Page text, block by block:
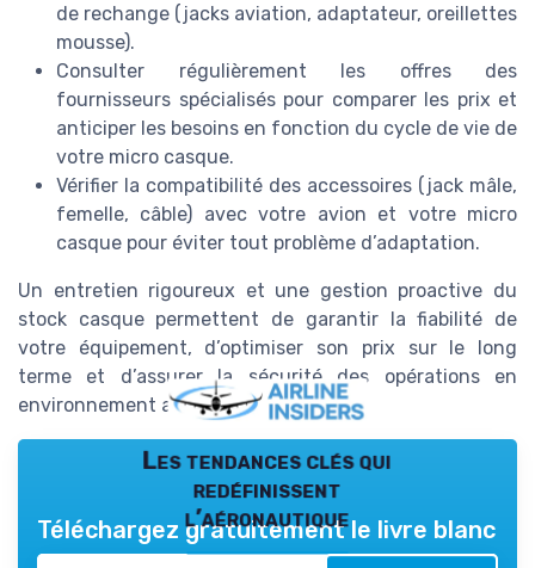
de rechange (jacks aviation, adaptateur, oreillettes
mousse).
Consulter régulièrement les offres des
fournisseurs spécialisés pour comparer les prix et
anticiper les besoins en fonction du cycle de vie de
votre micro casque.
Vérifier la compatibilité des accessoires (jack mâle,
femelle, câble) avec votre avion et votre micro
casque pour éviter tout problème d’adaptation.
Un entretien rigoureux et une gestion proactive du
stock casque permettent de garantir la fiabilité de
votre équipement, d’optimiser son prix sur le long
terme et d’assurer la sécurité des opérations en
environnement aérien exigeant.
Les tendances clés qui
redéfinissent
l’aéronautique
Téléchargez gratuitement le livre blanc